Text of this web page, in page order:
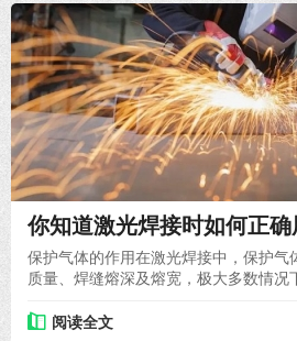
你知道激光焊接时如何正确
保护气体的作用在激光焊接中，保护气
质量、焊缝熔深及熔宽，极大多数情况
阅读全文